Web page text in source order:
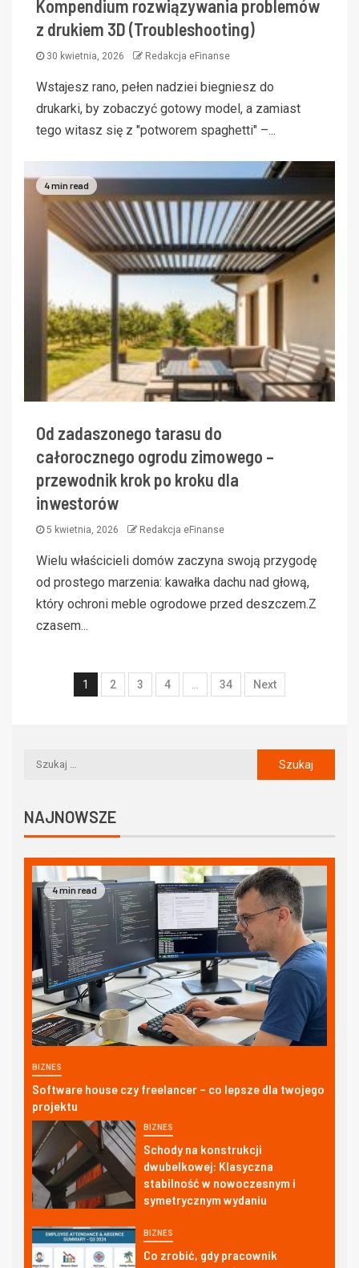
Kompendium rozwiązywania problemów
z drukiem 3D (Troubleshooting)
30 kwietnia, 2026 Redakcja eFinanse
Wstajesz rano, pełen nadziei biegniesz do
drukarki, by zobaczyć gotowy model, a zamiast
tego witasz się z "potworem spaghetti" –...
4 min read
Od zadaszonego tarasu do
całorocznego ogrodu zimowego –
przewodnik krok po kroku dla
inwestorów
5 kwietnia, 2026 Redakcja eFinanse
Wielu właścicieli domów zaczyna swoją przygodę
od prostego marzenia: kawałka dachu nad głową,
który ochroni meble ogrodowe przed deszczem.Z
czasem...
1 2 3 4 34 Next
NAJNOWSZE
4 min read
BIZNES
Software house czy freelancer – co lepsze dla twojego
projektu
BIZNES
Schody na konstrukcji
dwubelkowej: Klasyczna
stabilność w nowoczesnym i
symetrycznym wydaniu
BIZNES
Co zrobić, gdy pracownik